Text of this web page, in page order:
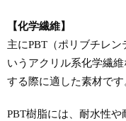
【化学繊維】
主にPBT（ポリブチレ
いうアクリル系化学繊
する際に適した素材です
PBT樹脂には、耐水性